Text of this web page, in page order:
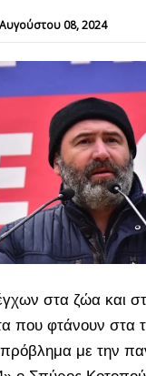
Αυγούστου 08, 2024
στα ζώα και
που φτάνουν στα
πρόβλημα με την